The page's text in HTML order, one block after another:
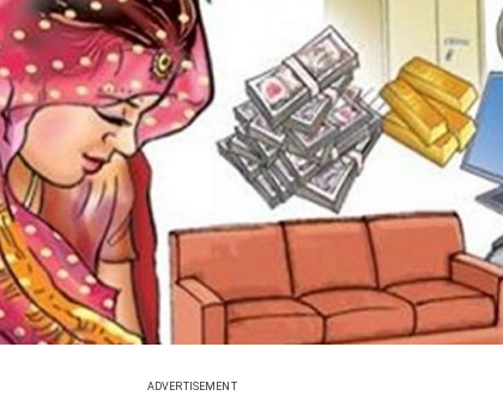
ADVERTISEMENT